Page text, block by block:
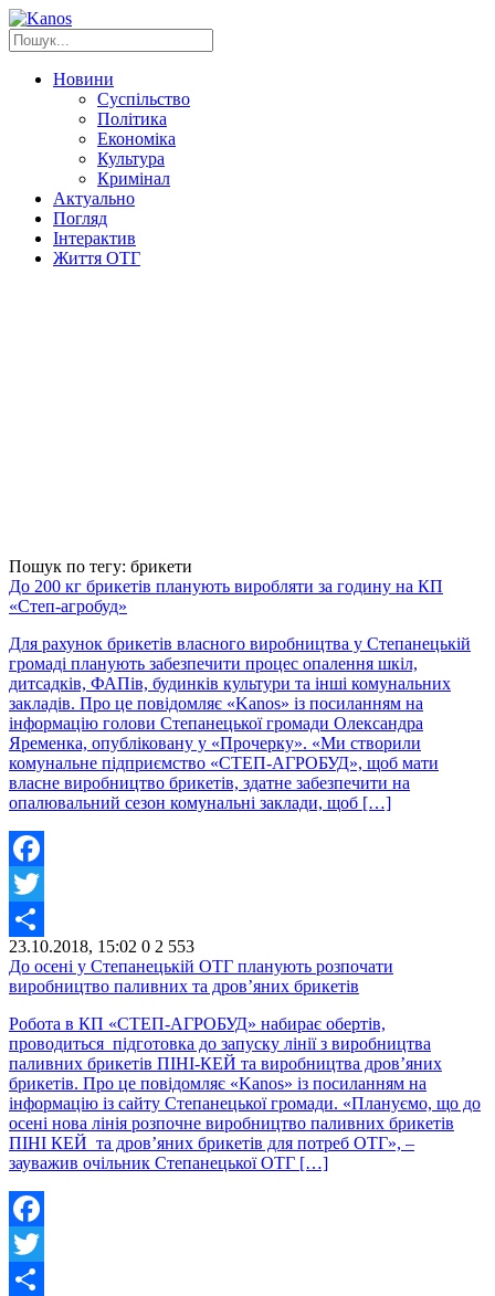
Новини
Суспільство
Політика
Економіка
Культура
Кримінал
Актуально
Погляд
Інтерактив
Життя ОТГ
Пошук по тегу: брикети
До 200 кг брикетів планують виробляти за годину на КП
«Степ-агробуд»
Для рахунок брикетів власного виробництва у Степанецькій
громаді планують забезпечити процес опалення шкіл,
дитсадків, ФАПів, будинків культури та інші комунальних
закладів. Про це повідомляє «Kanos» із посиланням на
інформацію голови Степанецької громади Олександра
Яременка, опубліковану у «Прочерку». «Ми створили
комунальне підприємство «СТЕП-АГРОБУД», щоб мати
власне виробництво брикетів, здатне забезпечити на
опалювальний сезон комунальні заклади, щоб […]
Facebook
Twitter
Share
23.10.2018, 15:02 0 2 553
До осені у Степанецькій ОТГ планують розпочати
виробництво паливних та дров’яних брикетів
Робота в КП «СТЕП-АГРОБУД» набирає обертів,
проводиться підготовка до запуску лінії з виробництва
паливних брикетів ПІНІ-КЕЙ та виробництва дров’яних
брикетів. Про це повідомляє «Kanos» із посиланням на
інформацію із сайту Степанецької громади. «Плануємо, що до
осені нова лінія розпочне виробництво паливних брикетів
ПІНІ КЕЙ та дров’яних брикетів для потреб ОТГ», –
зауважив очільник Степанецької ОТГ […]
Facebook
Twitter